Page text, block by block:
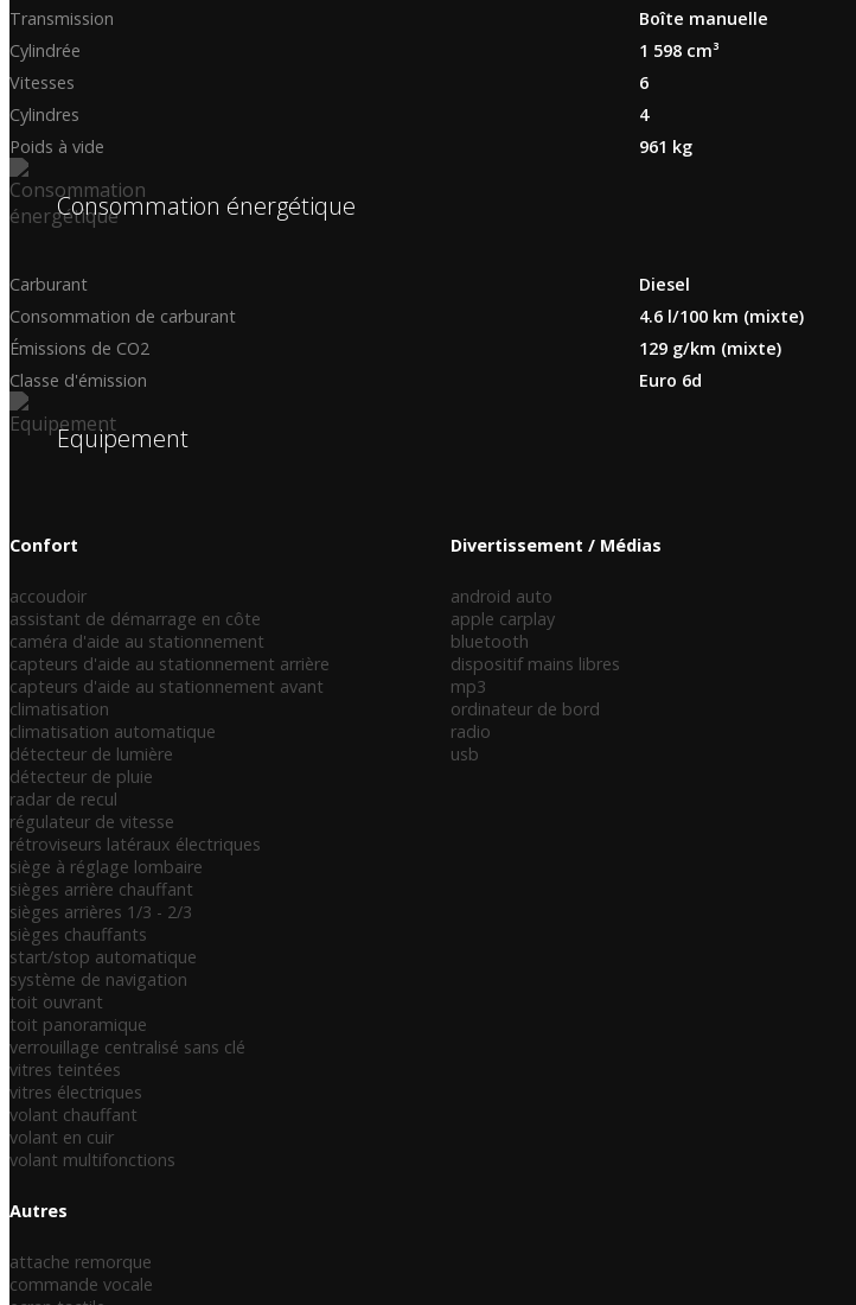
Transmission
Boîte manuelle
Cylindrée
1 598 cm³
Vitesses
6
Cylindres
4
Poids à vide
961 kg
Consommation énergétique
Carburant
Diesel
Consommation de carburant
4.6 l/100 km (mixte)
Émissions de CO2
129 g/km (mixte)
Classe d'émission
Euro 6d
Equipement
Confort
accoudoir
assistant de démarrage en côte
caméra d'aide au stationnement
capteurs d'aide au stationnement arrière
capteurs d'aide au stationnement avant
climatisation
climatisation automatique
détecteur de lumière
détecteur de pluie
radar de recul
régulateur de vitesse
rétroviseurs latéraux électriques
siège à réglage lombaire
sièges arrière chauffant
sièges arrières 1/3 - 2/3
sièges chauffants
start/stop automatique
système de navigation
toit ouvrant
toit panoramique
verrouillage centralisé sans clé
vitres teintées
vitres électriques
volant chauffant
volant en cuir
volant multifonctions
Divertissement / Médias
android auto
apple carplay
bluetooth
dispositif mains libres
mp3
ordinateur de bord
radio
usb
Autres
attache remorque
commande vocale